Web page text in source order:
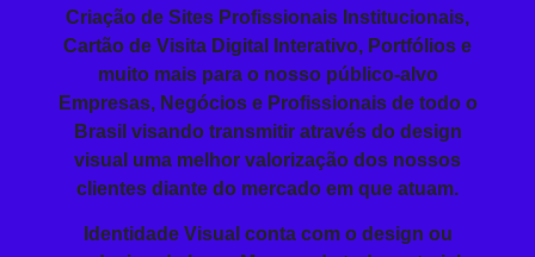
Criação de Sites Profissionais Institucionais,
Cartão de Visita Digital Interativo, Portfólios e
muito mais para o nosso público-alvo
Empresas, Negócios e Profissionais de todo o
Brasil visando transmitir através do design
visual uma melhor valorização dos nossos
clientes diante do mercado em que atuam.
Identidade Visual conta com o design ou